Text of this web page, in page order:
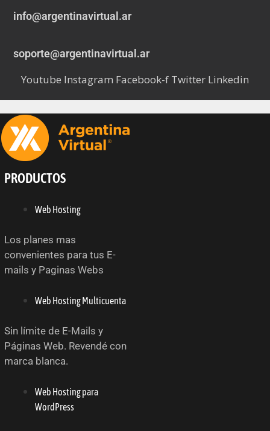
info@argentinavirtual.ar
soporte@argentinavirtual.ar
Youtube Instagram Facebook-f Twitter Linkedin
PRODUCTOS
Web Hosting
Los planes mas
convenientes para tus E-
mails y Paginas Webs
Web Hosting Multicuenta
Sin límite de E-Mails y
Páginas Web. Revendé con
marca blanca.
Web Hosting para
WordPress